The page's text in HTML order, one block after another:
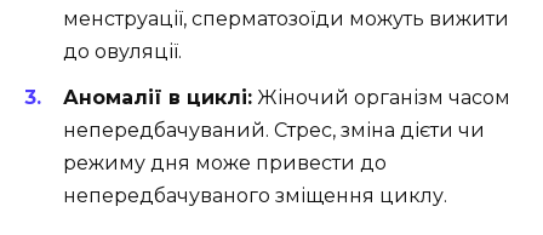
менструації, сперматозоїди можуть вижити
до овуляції.
Аномалії в циклі: Жіночий організм часом
непередбачуваний. Стрес, зміна дієти чи
режиму дня може привести до
непередбачуваного зміщення циклу.